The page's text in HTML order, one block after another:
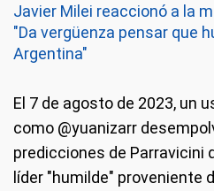
Javier Milei reaccionó a la
"Da vergüenza pensar que
Argentina"
El 7 de agosto de 2023, un
como @yuanizarr
predicciones de Parravicini
líder "humilde" proveniente